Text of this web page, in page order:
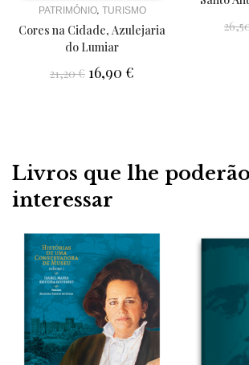
PATRIMÓNIO, TURISMO
Cores na Cidade, Azulejaria
do Lumiar
21,20€ 16,90 €
Livros que lhe poderão
interessar